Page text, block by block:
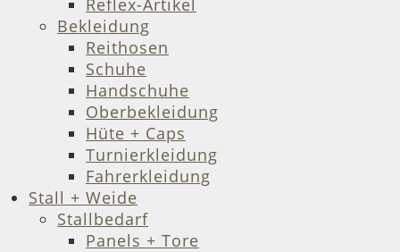
Reflex-Artikel
Bekleidung
Reithosen
Schuhe
Handschuhe
Oberbekleidung
Hüte + Caps
Turnierkleidung
Fahrerkleidung
Stall + Weide
Stallbedarf
Panels + Tore